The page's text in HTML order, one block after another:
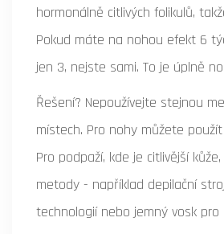
hormonálně citlivých folikulů,
Pokud máte na nohou efekt 6
jen 3, nejste sami. To je úplně
Řešení? Nepoužívejte stejnou
místech. Pro nohy můžete
Pro podpaží, kde je citlivější
metody - například depilační
technologií nebo jemný vosk pro